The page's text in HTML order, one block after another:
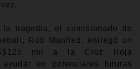
la tragedia, el comisionado de
Rob Manfred, entregó un
mil a la Cruz Roja
ayudar en potenciales futuras